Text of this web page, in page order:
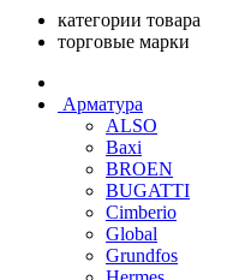
категории товара
торговые марки
Арматура
ALSO
Baxi
BROEN
BUGATTI
Cimberio
Global
Grundfos